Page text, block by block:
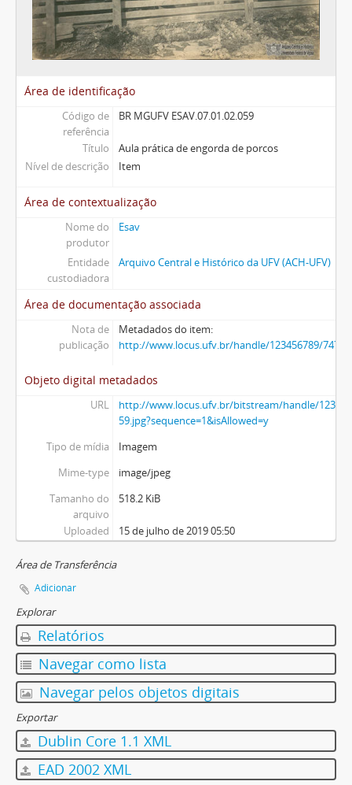
Área de identificação
Código de
referência
BR MGUFV ESAV.07.01.02.059
Título
Aula prática de engorda de porcos
Nível de descrição
Item
Área de contextualização
Nome do
produtor
Esav
Entidade
custodiadora
Arquivo Central e Histórico da UFV (ACH-UFV)
Área de documentação associada
Nota de
publicação
Metadados do item:
http://www.locus.ufv.br/handle/123456789/7475
Objeto digital metadados
URL
http://www.locus.ufv.br/bitstream/handle/
59.jpg?sequence=1&isAllowed=y
Tipo de mídia
Imagem
Mime-type
image/jpeg
Tamanho do
arquivo
518.2 KiB
Uploaded 15 de julho de 2019 05:50
Área de Transferência
Adicionar
Explorar
Relatórios
Navegar como lista
Navegar pelos objetos digitais
Exportar
Dublin Core 1.1 XML
EAD 2002 XML